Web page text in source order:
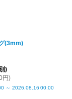
(3mm)
)
円)
～ 2026.08.16 00:00